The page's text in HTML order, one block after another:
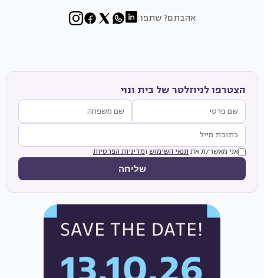
אהבתם? שתפו:
הצטרפו לניוזלטר של בית ונוי
אני מאשר/ת את תנאי השימוש ומדיניות הפרטיות
שליחה